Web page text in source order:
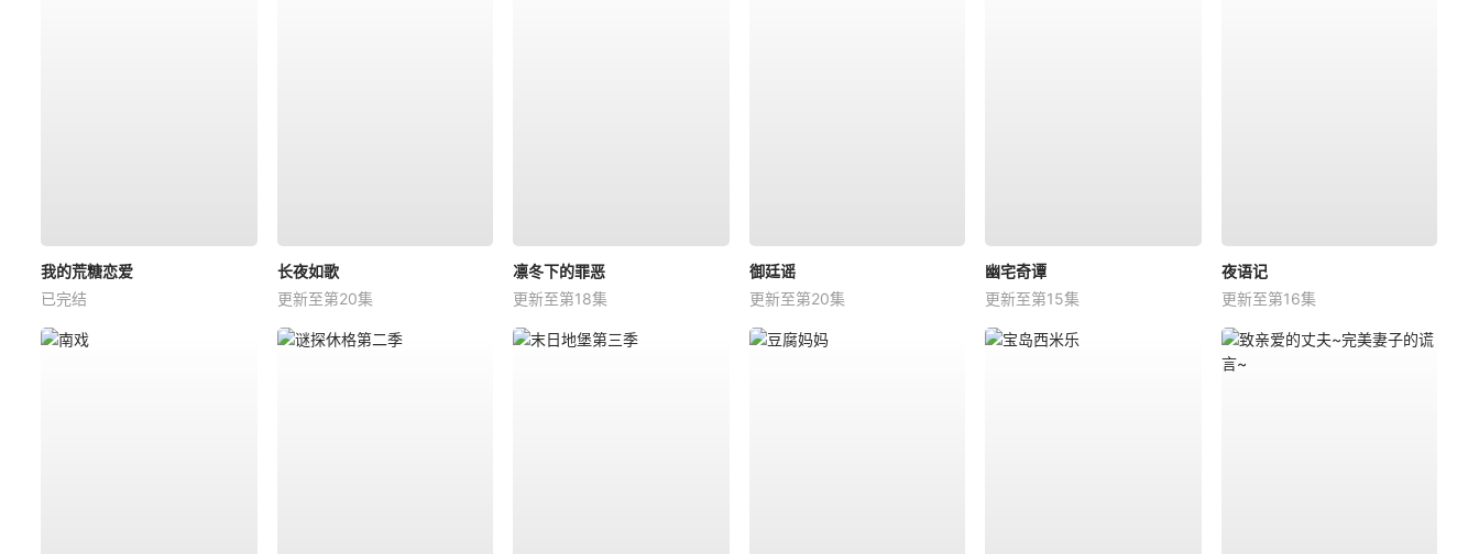
我的荒糖恋爱
已完结
长夜如歌
更新至第20集
凛冬下的罪恶
更新至第18集
御廷谣
更新至第20集
幽宅奇谭
更新至第15集
夜语记
更新至第16集